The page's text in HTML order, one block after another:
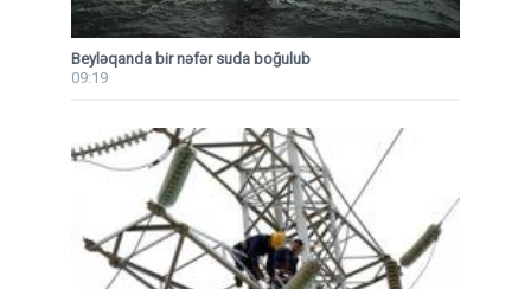
Beyləqanda bir nəfər suda boğulub
09:19